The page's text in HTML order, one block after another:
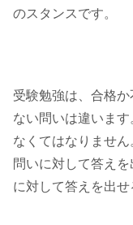
のスタンスです。
受験勉強は、合格
ない問いは違いま
なくてはなりませ
問いに対して答え
に対して答えを出せ